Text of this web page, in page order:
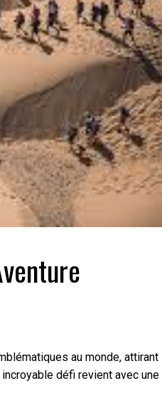
au monde, attirant
défi revient avec une